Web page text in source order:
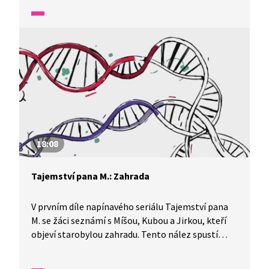
genetiky. Pan M., jak mu děti říkají, kdysi zmizel
řetězec nových záhad. Do příběhu se zaplétá
i zmizení profesora Fotosynty. Jakub, který rád
kreslí, vytvoří komiks o Mendelovi a dostane se
na výtvarnou školu. Mezitím se v klášteře chystá
výstava o Mendelovi, která možná odhalí další
stopy po panu M.
18:08
Tajemství pana M.: Zahrada
V prvním díle napínavého seriálu Tajemství pana
M. se žáci seznámí s Míšou, Kubou a Jirkou, kteří
objeví starobylou zahradu. Tento nález spustí